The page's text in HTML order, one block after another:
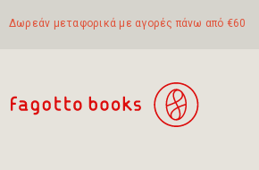
Δωρεάν μεταφορικά με αγορές πάνω από €60